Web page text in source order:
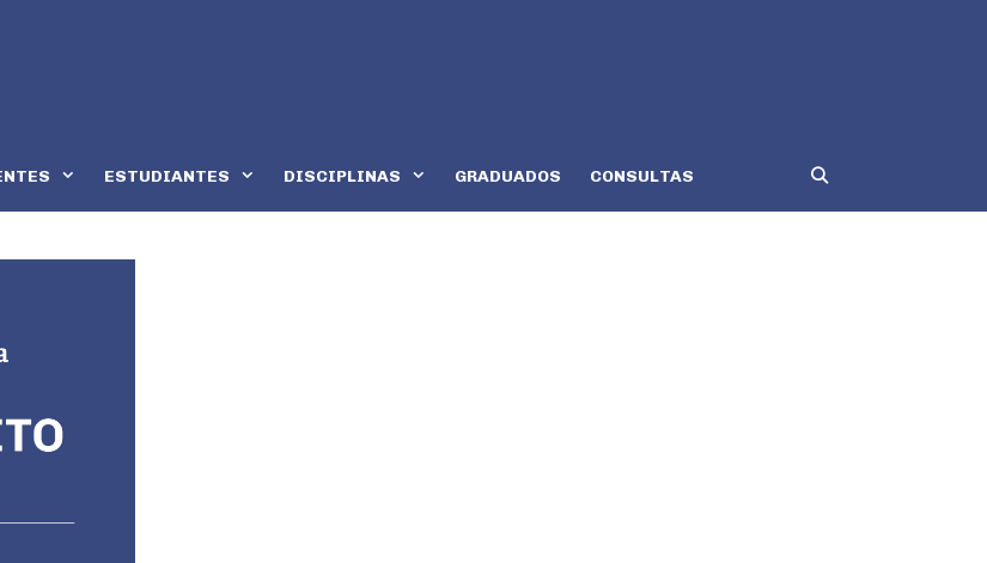
ESTUDIANTES DISCIPLINAS GRADUADOS CONSULTAS